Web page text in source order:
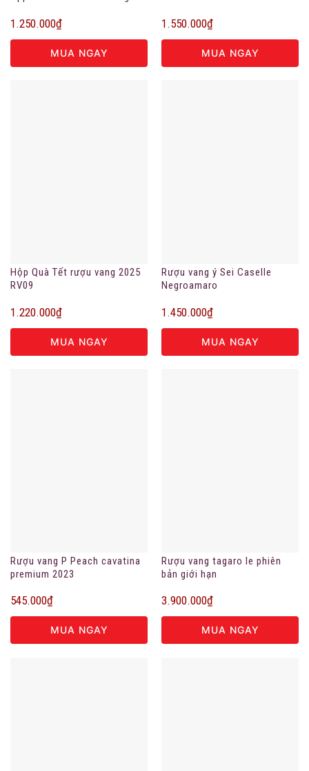
1.250.000₫
MUA NGAY
1.550.000₫
MUA NGAY
Hộp Quà Tết rượu vang 2025
RV09
1.220.000₫
MUA NGAY
Rượu vang ý Sei Caselle
Negroamaro
1.450.000₫
MUA NGAY
Rượu vang P Peach cavatina
premium 2023
545.000₫
MUA NGAY
Rượu vang tagaro le phiên
bản giới hạn
3.900.000₫
MUA NGAY